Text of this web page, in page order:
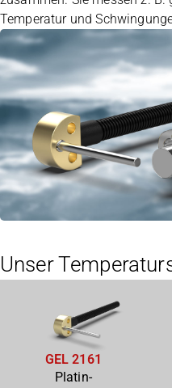
Temperatur und
Unser
GEL 2161
Platin-